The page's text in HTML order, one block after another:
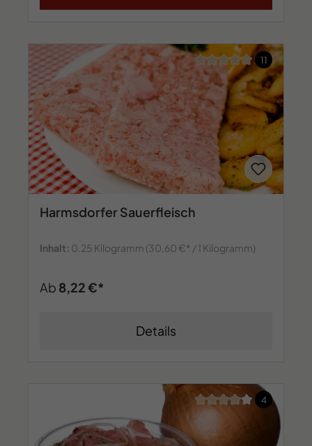
Durchschnittliche
11
Harmsdorfer Sauerfleisch
Inhalt: 0.25 Kilogramm (30,60 €* / 1 Kilogramm)
Ab 8,22 €*
Details
Durchschnittliche
4